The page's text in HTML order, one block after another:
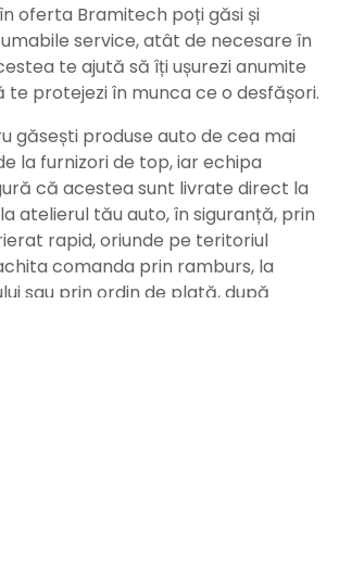
oferta Bramitech poți găsi și
service, atât de necesare în
te ajută să îți ușurezi anumite
te protejezi în munca ce o desfășori.
găsești produse auto de cea mai
la furnizori de top, iar echipa
că acestea sunt livrate direct la
atelierul tău auto, în siguranță, prin
rapid, oriunde pe teritoriul
comanda prin ramburs, la
sau prin ordin de plată, după